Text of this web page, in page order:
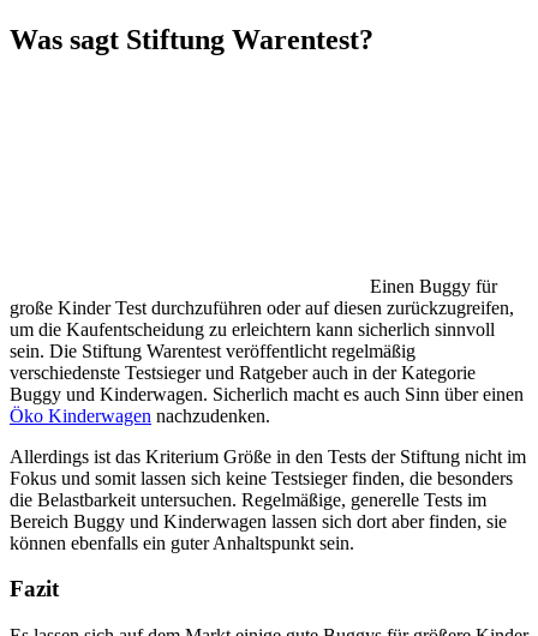
Was sagt Stiftung Warentest?
Einen Buggy für
große Kinder Test durchzuführen oder auf diesen zurückzugreifen,
um die Kaufentscheidung zu erleichtern kann sicherlich sinnvoll
sein. Die Stiftung Warentest veröffentlicht regelmäßig
verschiedenste Testsieger und Ratgeber auch in der Kategorie
Buggy und Kinderwagen. Sicherlich macht es auch Sinn über einen
Öko Kinderwagen nachzudenken.
Allerdings ist das Kriterium Größe in den Tests der Stiftung nicht im
Fokus und somit lassen sich keine Testsieger finden, die besonders
die Belastbarkeit untersuchen. Regelmäßige, generelle Tests im
Bereich Buggy und Kinderwagen lassen sich dort aber finden, sie
können ebenfalls ein guter Anhaltspunkt sein.
Fazit